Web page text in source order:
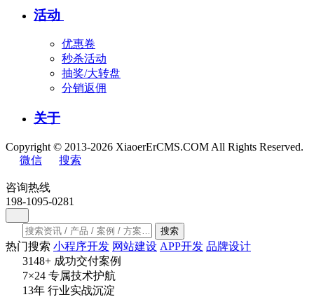
活动
优惠卷
秒杀活动
抽奖/大转盘
分销返佣
关于
Copyright © 2013-2026 XiaoerErCMS.COM All Rights Reserved.
微信
搜索
咨询热线
198-1095-0281
搜索
热门搜索 小程序开发 网站建设 APP开发 品牌设计
3148+ 成功交付案例
7×24 专属技术护航
13年 行业实战沉淀